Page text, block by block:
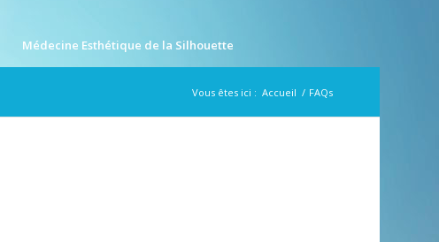
Médecine Esthétique de la Silhouette
Vous êtes ici : Accueil / FAQs